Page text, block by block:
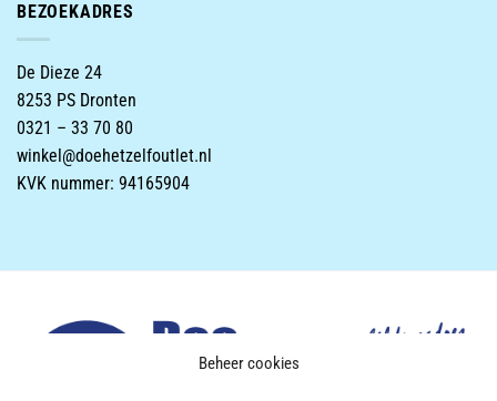
Beheer cookies
BEZOEKADRES
De Dieze 24
8253 PS Dronten
0321 – 33 70 80
winkel@doehetzelfoutlet.nl
KVK nummer: 94165904